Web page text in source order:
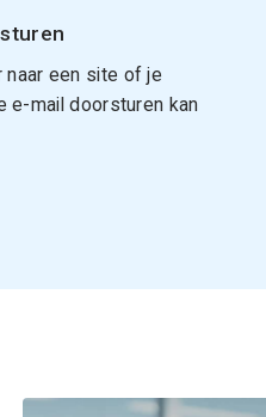
naar een site of je
e-mail doorsturen kan